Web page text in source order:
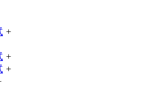
+
+
+